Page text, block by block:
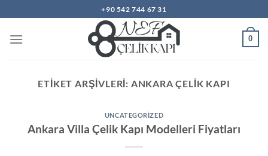
atla
+90 542 744 67 31
0
ETIKET ARŞIVLERI: ANKARA ÇELIK KAPI
UNCATEGORIZED
Ankara Villa Çelik Kapı Modelleri Fiyatları